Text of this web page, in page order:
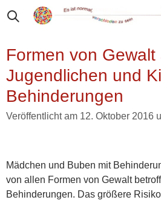
Zum
Hauptinhalt
Formen von Gewalt
Jugendlichen und
Behinderungen
Veröffentlicht am 12. Oktober 2016
Mädchen und Buben mit
von allen Formen von Gewalt
Behinderungen. Das größere